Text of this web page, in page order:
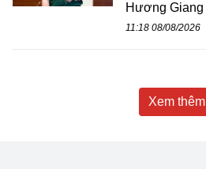
Hương Giang
11:18 08/08/2026
Xem thêm